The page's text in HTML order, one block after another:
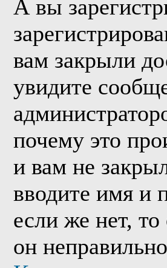
А вы
вам закрыли
увидите
почему это
и вам не
вводите имя и
если же нет,
он